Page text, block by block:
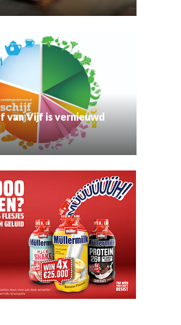
van Vijf is vernieuwd